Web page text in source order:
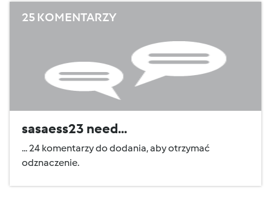
25 KOMENTARZY
sasaess23 need...
... 24 komentarzy do dodania, aby otrzymać
odznaczenie.